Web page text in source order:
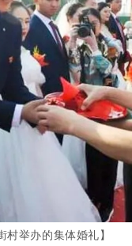
村举办的集体婚礼】